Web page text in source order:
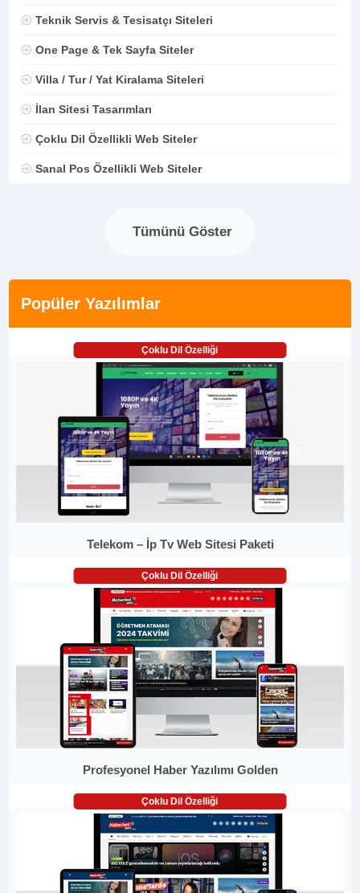
Teknik Servis & Tesisatçı Siteleri
One Page & Tek Sayfa Siteler
Villa / Tur / Yat Kiralama Siteleri
İlan Sitesi Tasarımları
Çoklu Dil Özellikli Web Siteler
Sanal Pos Özellikli Web Siteler
Tümünü Göster
Popüler Yazılımlar
Çoklu Dil Özelliği
Telekom – İp Tv Web Sitesi Paketi
Çoklu Dil Özelliği
Profesyonel Haber Yazılımı Golden
Çoklu Dil Özelliği